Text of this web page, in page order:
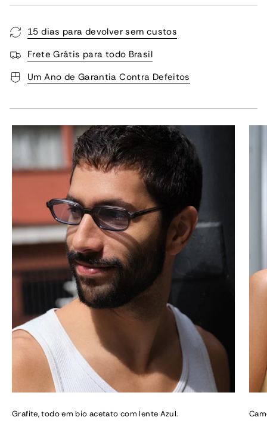
15 dias para devolver sem custos
Frete Grátis para todo Brasil
Um Ano de Garantia Contra Defeitos
Grafite, todo em bio acetato com lente Azul.